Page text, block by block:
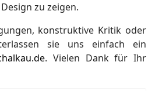
zu zeigen.
konstruktive Kritik oder
sie uns einfach ein
. Vielen Dank für Ihr